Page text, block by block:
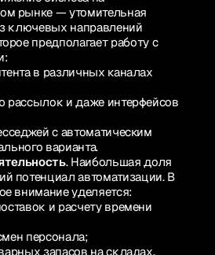
рынке — утомительная
ключевых направлений
предполагает работу с
в различных каналах
рассылок и даже интерфейсов
с автоматическим
варианта.
. Наибольшая доля
потенциал автоматизации. В
внимание уделяется:
и расчету времени
персонала;
запасов на складах.